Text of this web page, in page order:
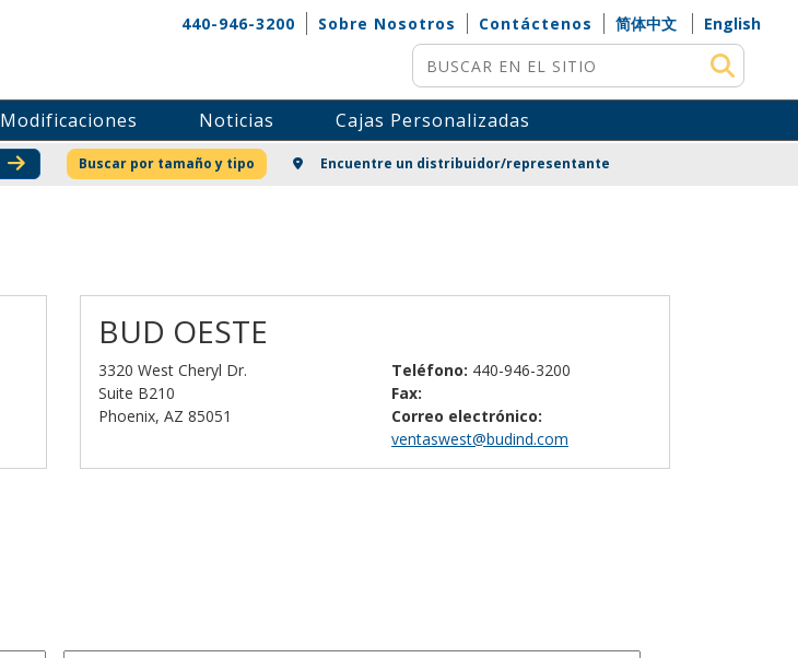
440-946-3200 Sobre Nosotros Contáctenos 简体中文
English
Búsqueda
Modificaciones Noticias Cajas Personalizadas
CONSULTAR STOCK O PRECIO
Buscar por tamaño y tipo Encuentre un distribuidor/representante
BUD OESTE
3320 West Cheryl Dr.
Suite B210
Phoenix, AZ 85051
Teléfono: 440-946-3200
Fax:
Correo electrónico:
ventaswest@budind.com